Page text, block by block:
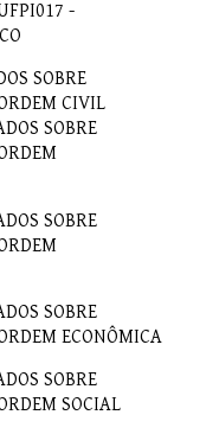
-
SOBRE
CIVIL
SOBRE
SOBRE
SOBRE
ECONÔMICA
SOBRE
SOCIAL